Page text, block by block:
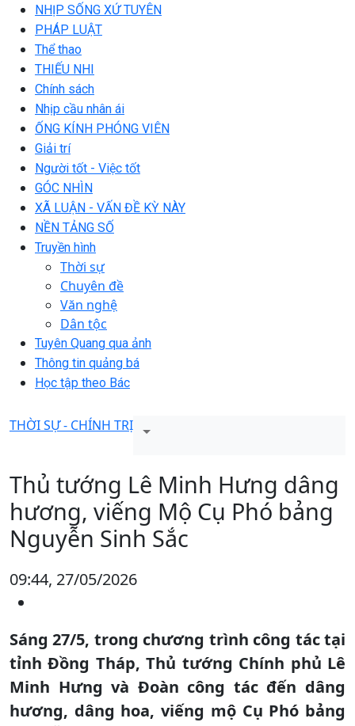
NHỊP SỐNG XỨ TUYÊN
PHÁP LUẬT
Thể thao
THIẾU NHI
Chính sách
Nhịp cầu nhân ái
ỐNG KÍNH PHÓNG VIÊN
Giải trí
Người tốt - Việc tốt
GÓC NHÌN
XÃ LUẬN - VẤN ĐỀ KỲ NÀY
NỀN TẢNG SỐ
Truyền hình
Thời sự
Chuyên đề
Văn nghệ
Dân tộc
Tuyên Quang qua ảnh
Thông tin quảng bá
Học tập theo Bác
THỜI SỰ - CHÍNH TRỊ
Thủ tướng Lê Minh Hưng dâng
hương, viếng Mộ Cụ Phó bảng
Nguyễn Sinh Sắc
09:44, 27/05/2026
Sáng 27/5, trong chương trình công tác tại
tỉnh Đồng Tháp, Thủ tướng Chính phủ Lê
Minh Hưng và Đoàn công tác đến dâng
hương, dâng hoa, viếng mộ Cụ Phó bảng